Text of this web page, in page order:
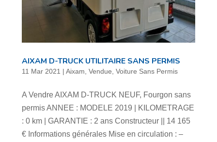
AIXAM D-TRUCK UTILITAIRE SANS PERMIS
11 Mar 2021 | Aixam Vendue Voiture Sans Permis
A Vendre AIXAM D-TRUCK NEUF, Fourgon sans
permis ANNEE : MODELE 2019 | KILOMETRAGE
: 0 km | GARANTIE : 2 ans Constructeur || 14 165
€ Informations générales Mise en circulation : –